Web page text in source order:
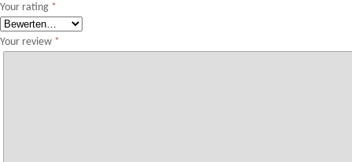
Your rating *
Your review *